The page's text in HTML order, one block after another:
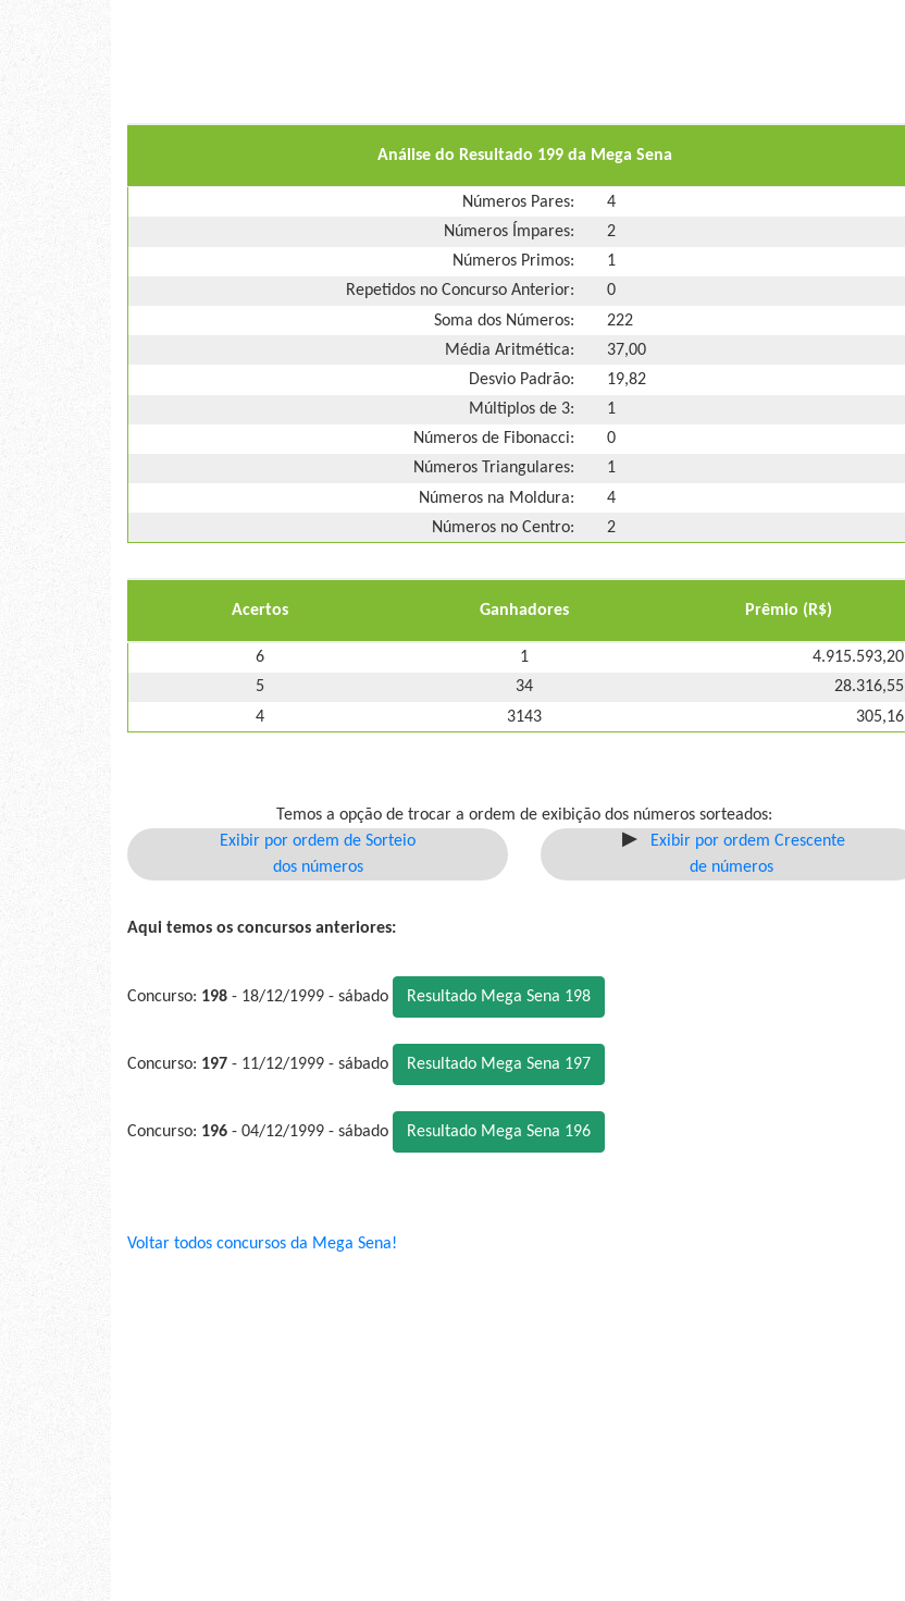
Análise do Resultado 199 da Mega Sena
Números Pares:
4
Números Ímpares:
2
Números Primos:
1
Repetidos no Concurso Anterior:
0
Soma dos Números:
222
Média Aritmética:
37,00
Desvio Padrão:
19,82
Múltiplos de 3:
1
Números de Fibonacci:
0
Números Triangulares:
1
Números na Moldura:
4
Números no Centro:
2
Acertos Ganhadores Prêmio (R$)
6 1
4.915.593,20
5
34
28.316,55
4
3143 305,16
Temos a opção de trocar a ordem de exibição dos números sorteados:
Exibir por ordem de Sorteio
dos números
Exibir por ordem Crescente
de números
Aqui temos os concursos anteriores:
Concurso: 198 - 18/12/1999 - sábado Resultado Mega Sena 198
Concurso: 197 - 11/12/1999 - sábado Resultado Mega Sena 197
Concurso: 196 - 04/12/1999 - sábado Resultado Mega Sena 196
Voltar todos concursos da Mega Sena!